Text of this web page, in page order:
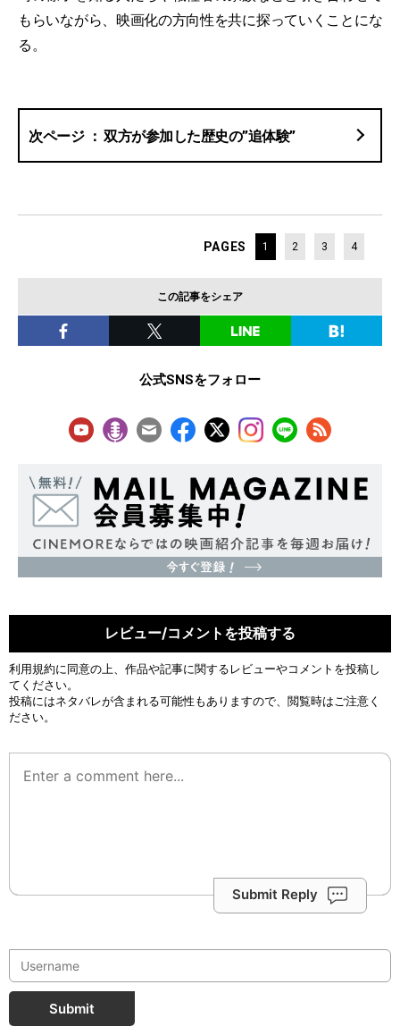
もらいながら、映画化の方向性を共に探っていくことにな
る。
双方が参加した歴史の”追体験”
PAGES 1 2 3 4
この記事をシェア
公式SNSをフォロー
レビュー/コメントを投稿する
利用規約に同意の上、作品や記事に関するレビューやコメントを投稿し
てください。
投稿にはネタバレが含まれる可能性もありますので、閲覧時はご注意く
ださい。
Submit Reply
Submit